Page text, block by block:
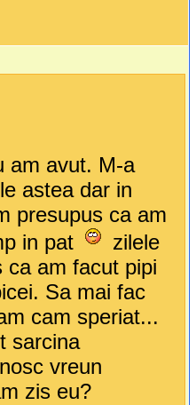
am avut. M-a
astea dar in
presupus ca am
in pat
zilele
ca am facut pipi
Sa mai fac
cam speriat...
sarcina
vreun
zis eu?